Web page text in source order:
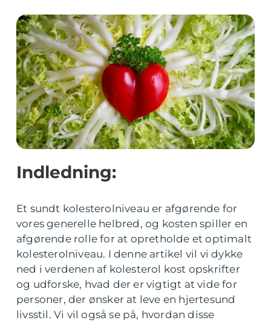
Indledning:
Et sundt kolesterolniveau er afgørende for
vores generelle helbred, og kosten spiller en
afgørende rolle for at opretholde et optimalt
kolesterolniveau. I denne artikel vil vi dykke
ned i verdenen af kolesterol kost opskrifter
og udforske, hvad der er vigtigt at vide for
personer, der ønsker at leve en hjertesund
livsstil. Vi vil også se på, hvordan disse